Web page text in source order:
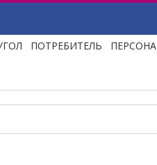
ПОТРЕБИТЕЛЬ ПЕРСОНА